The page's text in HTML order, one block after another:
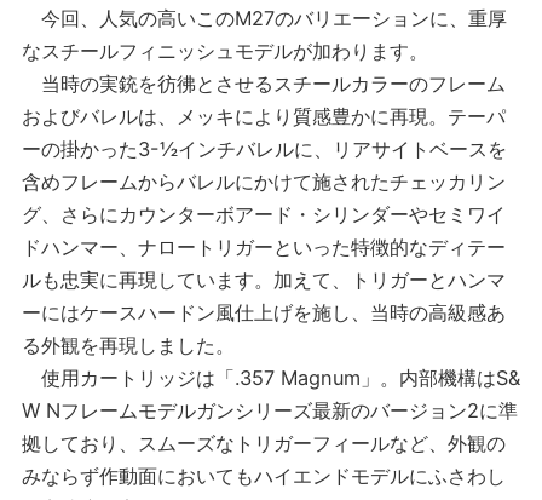
今回、人気の高いこのM27のバリエーションに、重厚
なスチールフィニッシュモデルが加わります。
当時の実銃を彷彿とさせるスチールカラーのフレーム
およびバレルは、メッキにより質感豊かに再現。テーパ
ーの掛かった3-½インチバレルに、リアサイトベースを
含めフレームからバレルにかけて施されたチェッカリン
グ、さらにカウンターボアード・シリンダーやセミワイ
ドハンマー、ナロートリガーといった特徴的なディテー
ルも忠実に再現しています。加えて、トリガーとハンマ
ーにはケースハードン風仕上げを施し、当時の高級感あ
る外観を再現しました。
使用カートリッジは「.357 Magnum」。内部機構はS&
W Nフレームモデルガンシリーズ最新のバージョン2に準
拠しており、スムーズなトリガーフィールなど、外観の
みならず作動面においてもハイエンドモデルにふさわし